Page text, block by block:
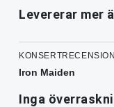
Levererar mer
Iron Maiden
Inga